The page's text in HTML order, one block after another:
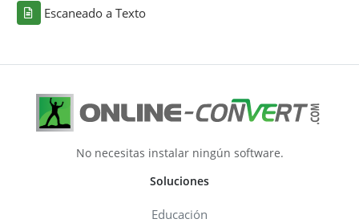
Escaneado a Texto
No necesitas instalar ningún software.
Soluciones
Educación